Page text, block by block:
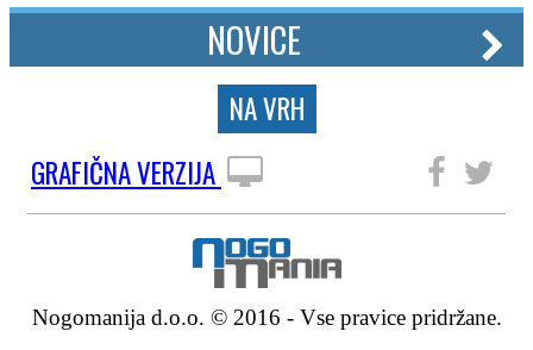
NOVICE
NA VRH
GRAFIČNA VERZIJA
Nogomanija d.o.o. © 2016 - Vse pravice pridržane.